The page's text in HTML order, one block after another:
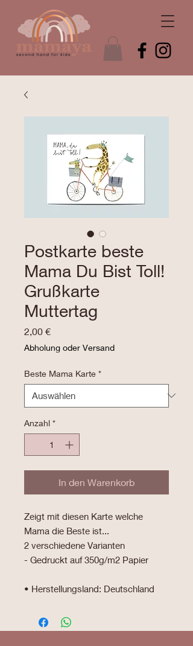
Postkarte beste
Mama Du Bist Toll!
Grußkarte
Muttertag
2,00 €Preis
Abholung oder Versand
Beste Mama Karte *
Anzahl *
In den Warenkorb
Zeigt mit diesen Karte welche
Mama die Beste ist...
2 verschiedene Varianten
- Gedruckt auf 350g/m2 Papier
• Herstellungsland: Deutschland